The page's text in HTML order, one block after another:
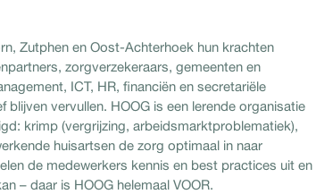
Zutphen en Oost-Achterhoek hun krachten
zorgverzekeraars, gemeenten en
ICT, HR, financiën en secretariële
vervullen. HOOG is een lerende organisatie
krimp (vergrijzing, arbeidsmarktproblematiek),
huisartsen de zorg optimaal in naar
de medewerkers kennis en best practices uit en
– daar is HOOG helemaal VOOR.